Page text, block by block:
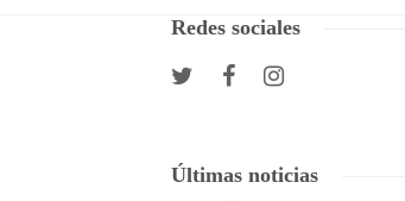
Redes sociales
Últimas noticias